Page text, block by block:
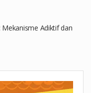
Mekanisme Adiktif dan